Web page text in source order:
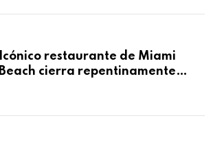
Icónico restaurante de Miami
Beach cierra repentinamente